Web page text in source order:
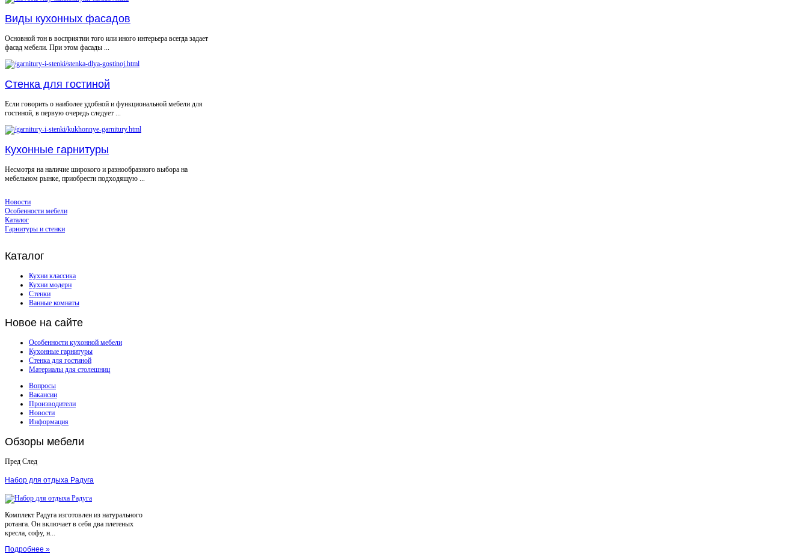
Виды кухонных фасадов
Основной тон в восприятии того или иного интерьера всегда задает
фасад мебели. При этом фасады ...
Стенка для гостиной
Если говорить о наиболее удобной и функциональной мебели для
гостиной, в первую очередь следует ...
Кухонные гарнитуры
Несмотря на наличие широкого и разнообразного выбора на
мебельном рынке, приобрести подходящую ...
Новости
Особенности мебели
Каталог
Гарнитуры и стенки
Каталог
Кухни классика
Кухни модерн
Стенки
Ванные комнаты
Новое на сайте
Особенности кухонной мебели
Кухонные гарнитуры
Стенка для гостиной
Материалы для столешниц
Вопросы
Вакансии
Производители
Новости
Информация
Обзоры мебели
Пред След
Набор для отдыха Радуга
Комплект Радуга изготовлен из натурального
ротанга. Он включает в себя два плетеных
кресла, софу, н...
Подробнее »